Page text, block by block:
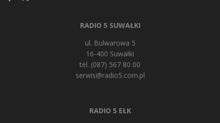
RADIO 5 SUWAŁKI
ul. Bulwarowa 5
16-400 Suwałki
tel. (087) 567 80 00
serwis@radio5.com.pl
RADIO 5 EŁK